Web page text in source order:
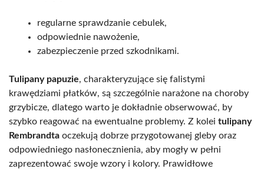
regularne sprawdzanie cebulek,
odpowiednie nawożenie,
zabezpieczenie przed szkodnikami.
Tulipany papuzie, charakteryzujące się falistymi
krawędziami płatków, są szczególnie narażone na choroby
grzybicze, dlatego warto je dokładnie obserwować, by
szybko reagować na ewentualne problemy. Z kolei tulipany
Rembrandta oczekują dobrze przygotowanej gleby oraz
odpowiedniego nasłonecznienia, aby mogły w pełni
zaprezentować swoje wzory i kolory. Prawidłowe